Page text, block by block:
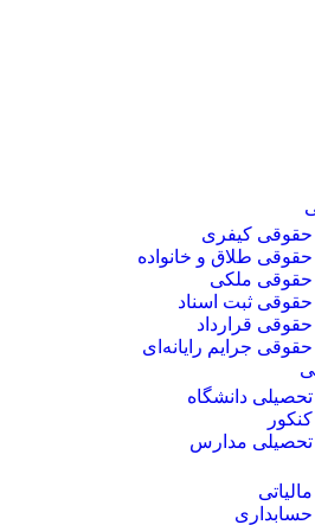
کیفری
طلاق و خانواده
حقوقی ملکی
ثبت اسناد
قرارداد
جرایم رایانه‌ای
دانشگاه
تحصیلی مدارس